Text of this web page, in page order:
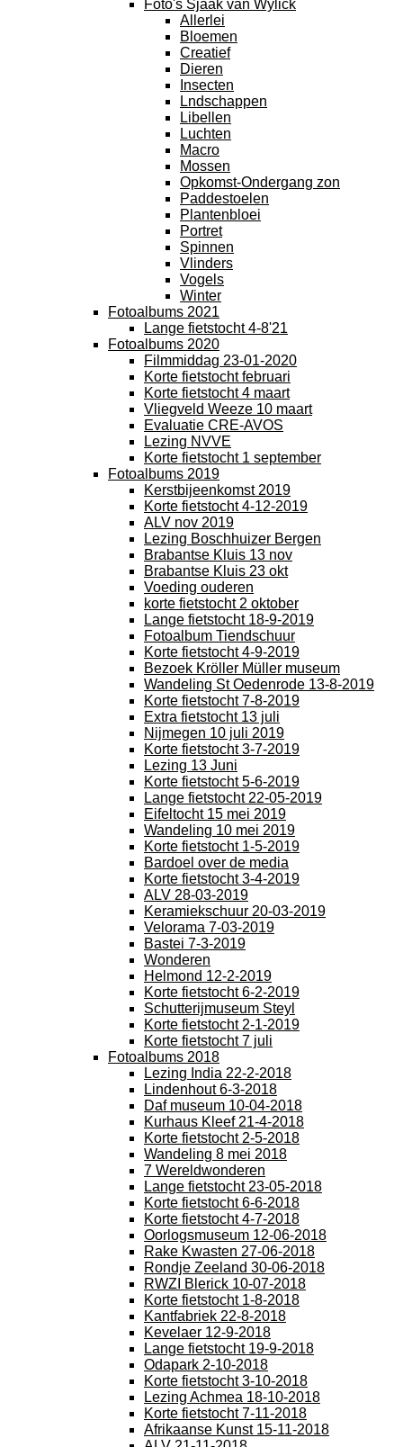
Foto's Sjaak van Wylick
Allerlei
Bloemen
Creatief
Dieren
Insecten
Lndschappen
Libellen
Luchten
Macro
Mossen
Opkomst-Ondergang zon
Paddestoelen
Plantenbloei
Portret
Spinnen
Vlinders
Vogels
Winter
Fotoalbums 2021
Lange fietstocht 4-8'21
Fotoalbums 2020
Filmmiddag 23-01-2020
Korte fietstocht februari
Korte fietstocht 4 maart
Vliegveld Weeze 10 maart
Evaluatie CRE-AVOS
Lezing NVVE
Korte fietstocht 1 september
Fotoalbums 2019
Kerstbijeenkomst 2019
Korte fietstocht 4-12-2019
ALV nov 2019
Lezing Boschhuizer Bergen
Brabantse Kluis 13 nov
Brabantse Kluis 23 okt
Voeding ouderen
korte fietstocht 2 oktober
Lange fietstocht 18-9-2019
Fotoalbum Tiendschuur
Korte fietstocht 4-9-2019
Bezoek Kröller Müller museum
Wandeling St Oedenrode 13-8-2019
Korte fietstocht 7-8-2019
Extra fietstocht 13 juli
Nijmegen 10 juli 2019
Korte fietstocht 3-7-2019
Lezing 13 Juni
Korte fietstocht 5-6-2019
Lange fietstocht 22-05-2019
Eifeltocht 15 mei 2019
Wandeling 10 mei 2019
Korte fietstocht 1-5-2019
Bardoel over de media
Korte fietstocht 3-4-2019
ALV 28-03-2019
Keramiekschuur 20-03-2019
Velorama 7-03-2019
Bastei 7-3-2019
Wonderen
Helmond 12-2-2019
Korte fietstocht 6-2-2019
Schutterijmuseum Steyl
Korte fietstocht 2-1-2019
Korte fietstocht 7 juli
Fotoalbums 2018
Lezing India 22-2-2018
Lindenhout 6-3-2018
Daf museum 10-04-2018
Kurhaus Kleef 21-4-2018
Korte fietstocht 2-5-2018
Wandeling 8 mei 2018
7 Wereldwonderen
Lange fietstocht 23-05-2018
Korte fietstocht 6-6-2018
Korte fietstocht 4-7-2018
Oorlogsmuseum 12-06-2018
Rake Kwasten 27-06-2018
Rondje Zeeland 30-06-2018
RWZI Blerick 10-07-2018
Korte fietstocht 1-8-2018
Kantfabriek 22-8-2018
Kevelaer 12-9-2018
Lange fietstocht 19-9-2018
Odapark 2-10-2018
Korte fietstocht 3-10-2018
Lezing Achmea 18-10-2018
Korte fietstocht 7-11-2018
Afrikaanse Kunst 15-11-2018